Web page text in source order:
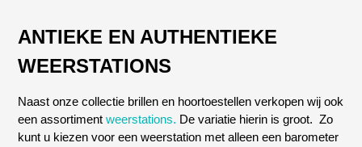
ANTIEKE EN AUTHENTIEKE
WEERSTATIONS
Naast onze collectie brillen en hoortoestellen verkopen wij ook
een assortimentweerstations. De variatie hierin is groot. Zo
kunt u kiezen voor een weerstation met alleen een barometer